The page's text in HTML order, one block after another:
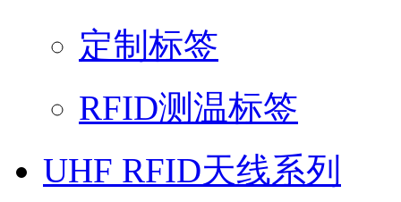
定制标签
RFID测温标签
UHF RFID天线系列